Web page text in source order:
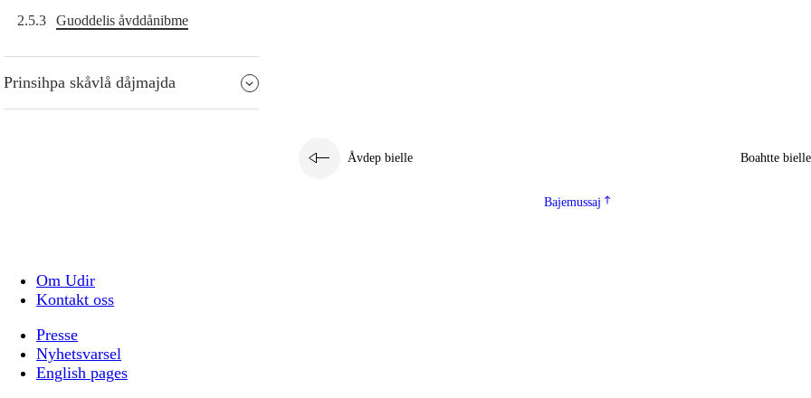
2.5.3 Guoddelis åvddånibme
Prinsihpa skåvlå dåjmajda
Åvdep bielle Boahtte bielle
Bajemussaj
Om Udir
Kontakt oss
Presse
Nyhetsvarsel
English pages